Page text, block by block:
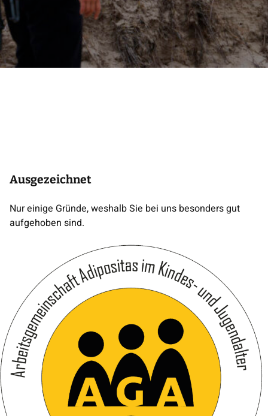
Ausgezeichnet
Nur einige Gründe, weshalb Sie bei uns besonders gut
aufgehoben sind.